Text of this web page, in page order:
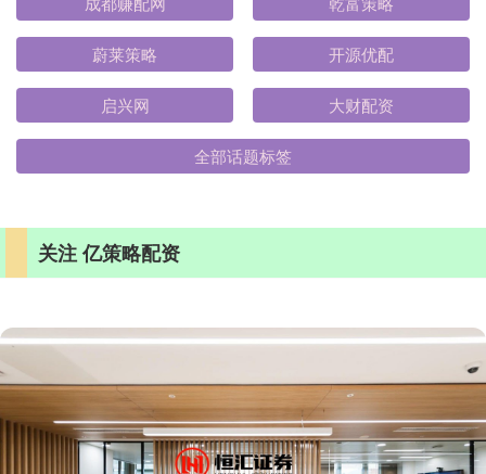
蔚莱策略 开源优配
启兴网 大财配资
全部话题标签
关注 亿策略配资